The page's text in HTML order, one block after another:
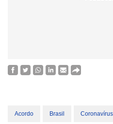
Acordo Brasil Coronavírus